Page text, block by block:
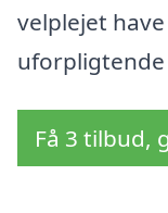
velplejet
Få 3 tilbud,